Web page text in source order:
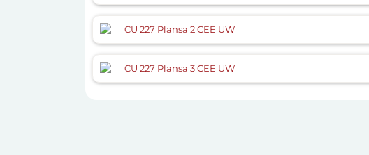
CU 227 Plansa 2 CEE UW
CU 227 Plansa 3 CEE UW